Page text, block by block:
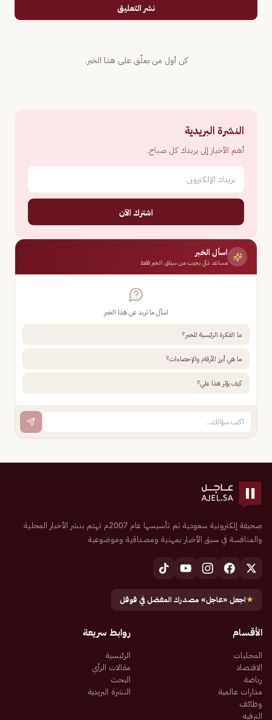
نشر التعليق
كن أول من يعلّق على هذا الخبر.
النشرة البريدية
أهم الأخبار إلى بريدك كل صباح.
اشترك الآن
اسأل الخبر
مساعد ذكي يجيب من سياق الخبر فقط
اسأل ما تريد عن هذا الخبر
ما الفكرة الرئيسية للخبر؟
ما هي أبرز الأرقام والإحصاءات؟
كيف يؤثر هذا علي؟
صحيفة إلكترونية سعودية تم تأسيسها عام 2007م تهتم بنشر الأخبار المحلية
والمنافسة في سبق الأخبار بمهنية ومصداقية وموضوعية
★اجعل «عاجل» مصدرك المفضل في قوقل
الأقسام
المحليات
الاقتصاد
رياضة
مدارات عالمية
وظائف
الترفيه
روابط سريعة
الرئيسية
مقالات الرأي
البحث
النشرة البريدية